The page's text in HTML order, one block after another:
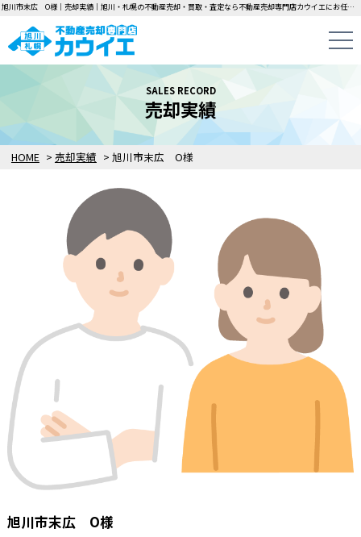
旭川市末広 O様｜売却実績｜旭川・札幌の不動産売却・買取・査定なら不動産売却専門店カウイエにお任せください！中古一戸建て・マンション・土地の即日無料査定・即金買取を行っています！
HOME > 売却実績 > 旭川市末広 O様
SALES RECORD
売却実績
旭川市末広 O様